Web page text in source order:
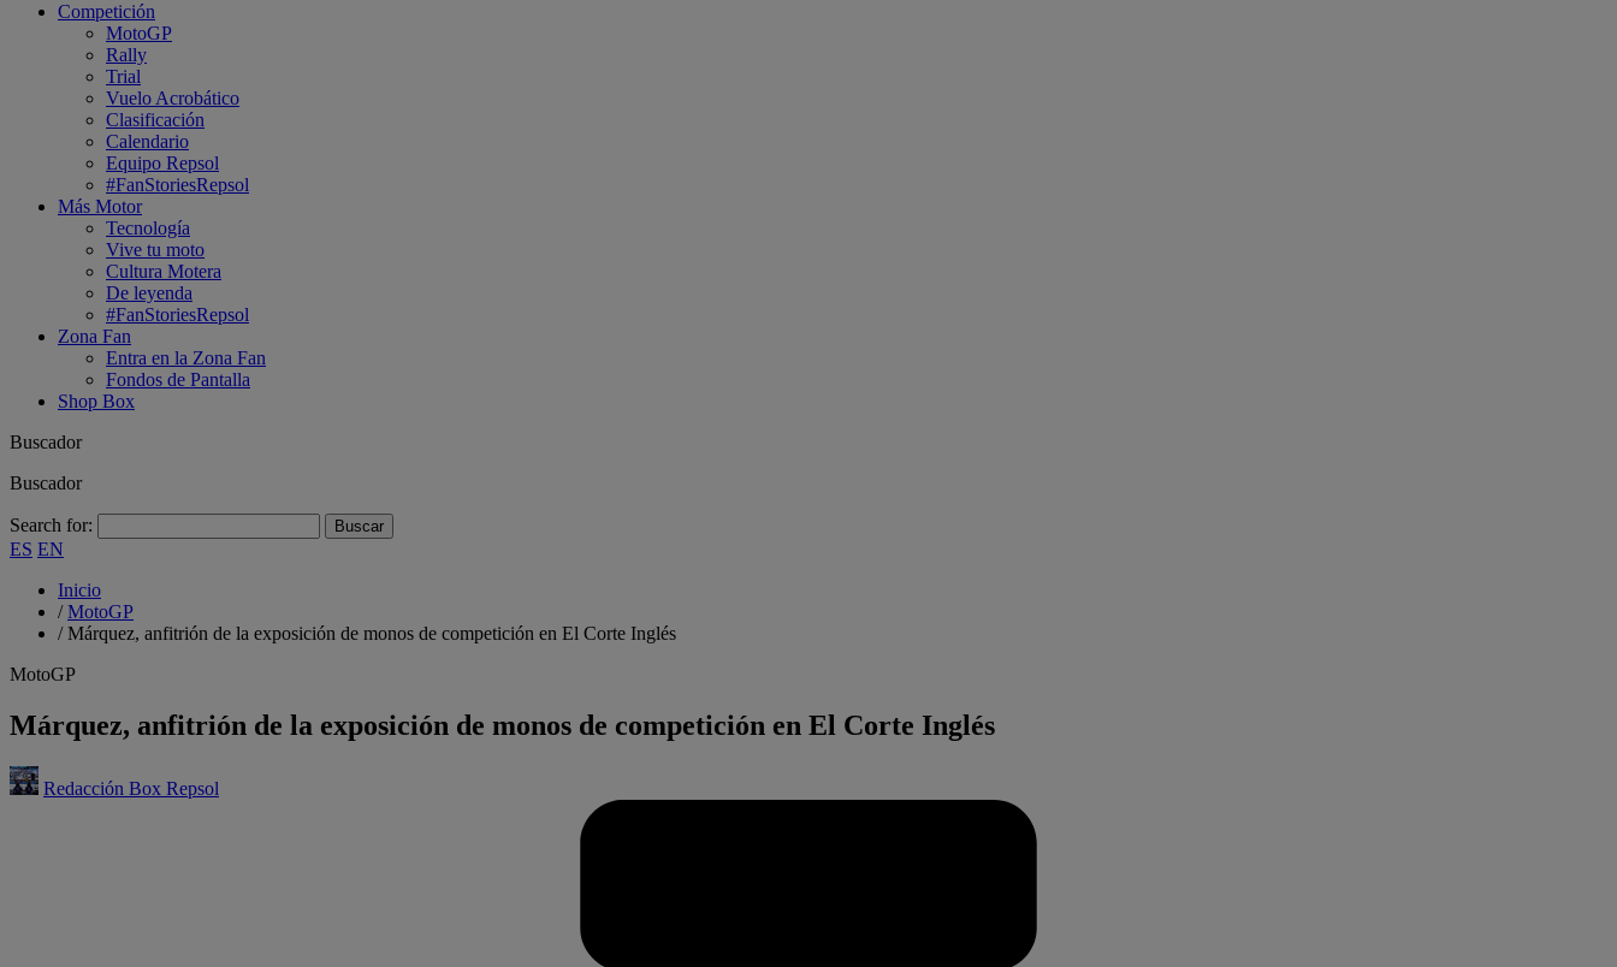
Competición
MotoGP
Rally
Trial
Vuelo Acrobático
Clasificación
Calendario
Equipo Repsol
#FanStoriesRepsol
Más Motor
Tecnología
Vive tu moto
Cultura Motera
De leyenda
#FanStoriesRepsol
Zona Fan
Entra en la Zona Fan
Fondos de Pantalla
Shop Box
Buscador
Buscador
Search for:
ES EN
Inicio
/MotoGP
/Márquez, anfitrión de la exposición de monos de competición en El Corte Inglés
MotoGP
Márquez, anfitrión de la exposición de monos de competición en El Corte Inglés
Redacción Box Repsol